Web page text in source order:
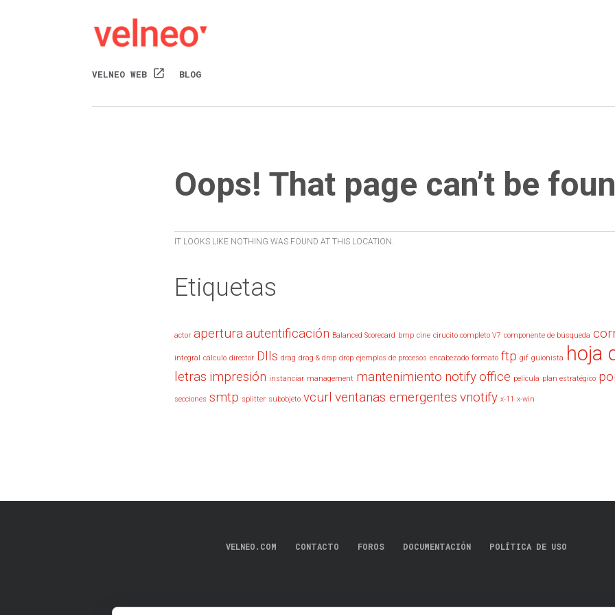
VELNEO WEB open_in_new BLOG
Oops! That page can’t be
IT LOOKS LIKE NOTHING WAS FOUND AT THIS LOCATION.
Etiquetas
actor apertura autentificación Balanced Scorecard bmp cine cirucito completo V7 componente de búsqueda
integral cálculo director Dlls drag drag & drop drop ejemplos de procesos encabezado formato ftp gif guionista hoja
letras impresión instanciar management mantenimiento notifyoffice película plan estratégico
secciones smtp splitter subobjeto vcurl ventanas emergentes vnotify x-11 x-win
VELNEO.COM CONTACTO FOROS DOCUMENTACIÓN POLÍTICA DE USO